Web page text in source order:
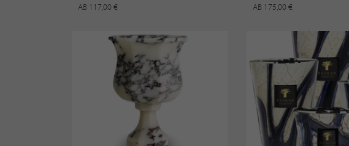
AB 117,00 €
AB 175,00 €